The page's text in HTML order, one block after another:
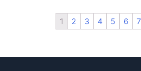
1 2 3 4 5 6 7